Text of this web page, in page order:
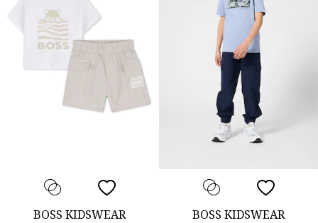
BOSS KIDSWEAR BOSS KIDSWEAR